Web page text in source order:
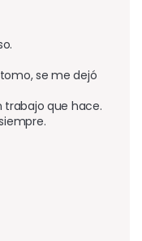
se me dejó
trabajo que hace.